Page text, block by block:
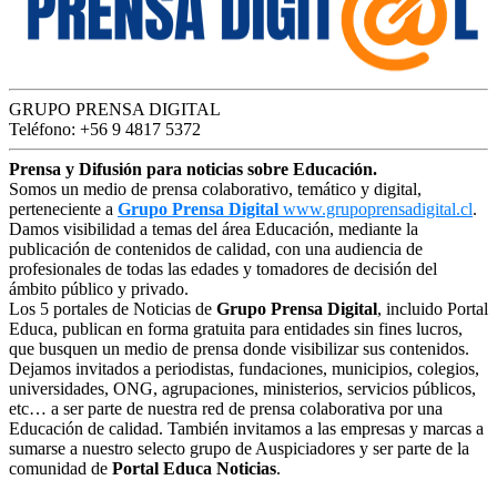
GRUPO PRENSA DIGITAL
Teléfono: +56 9 4817 5372
Prensa y Difusión para noticias sobre Educación.
Somos un medio de prensa colaborativo, temático y digital,
perteneciente a Grupo Prensa Digital www.grupoprensadigital.cl.
Damos visibilidad a temas del área Educación, mediante la
publicación de contenidos de calidad, con una audiencia de
profesionales de todas las edades y tomadores de decisión del
ámbito público y privado.
Los 5 portales de Noticias de Grupo Prensa Digital, incluido Portal
Educa, publican en forma gratuita para entidades sin fines lucros,
que busquen un medio de prensa donde visibilizar sus contenidos.
Dejamos invitados a periodistas, fundaciones, municipios, colegios,
universidades, ONG, agrupaciones, ministerios, servicios públicos,
etc… a ser parte de nuestra red de prensa colaborativa por una
Educación de calidad. También invitamos a las empresas y marcas a
sumarse a nuestro selecto grupo de Auspiciadores y ser parte de la
comunidad de Portal Educa Noticias.